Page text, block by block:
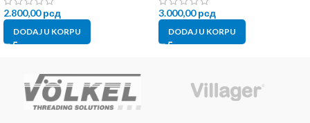
2.800,00рсд
DODAJ U KORPU
3.000,00рсд
DODAJ U KORPU